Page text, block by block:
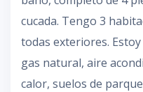
cucada. Tengo 3
todas exteriores.
gas natural, aire
calor, suelos de